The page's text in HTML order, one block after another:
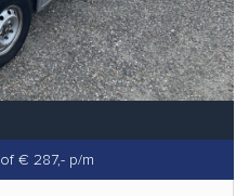
of € 287,- p/m